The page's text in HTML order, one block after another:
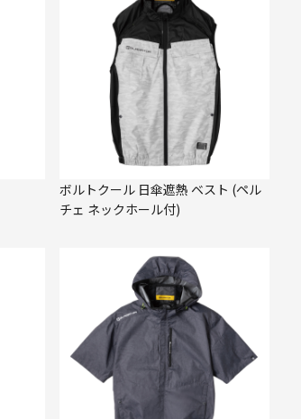
ボルトクール 日傘遮熱 ベスト (ペル
チェ ネックホール付)